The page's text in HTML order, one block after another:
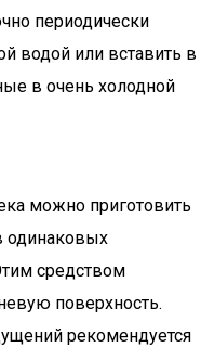
периодически
водой или вставить в
в очень холодной
можно приготовить
одинаковых
средством
поверхность.
рекомендуется